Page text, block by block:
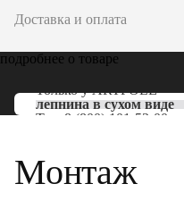
Доставка и оплата
подробнее о товаре
Только уARTPOLE
лепнина в сухом виде
Тел: 8 (800) 101-53-00
Монтаж